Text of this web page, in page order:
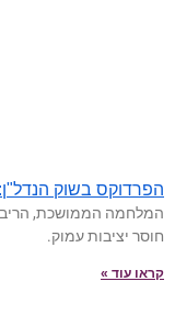
הפרדוקס בשוק
המלחמה הממושכת,
חוסר יציבות עמוק.
קראו עוד »